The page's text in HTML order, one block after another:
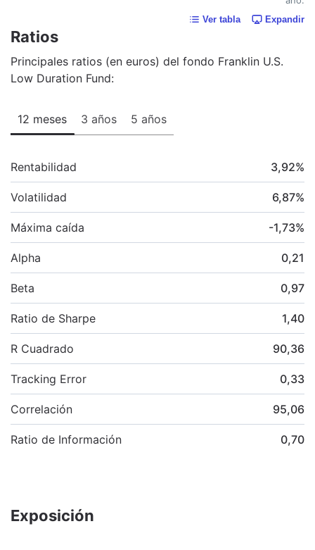
Ver tabla Expandir
Ratios
Principales ratios (en euros) del fondo Franklin U.S.
Low Duration Fund:
12 meses 3 años 5 años
Rentabilidad 3,92%
Volatilidad 6,87%
Máxima caída -1,73%
Alpha 0,21
Beta 0,97
Ratio de Sharpe 1,40
R Cuadrado 90,36
Tracking Error 0,33
Correlación 95,06
Ratio de Información 0,70
Exposición